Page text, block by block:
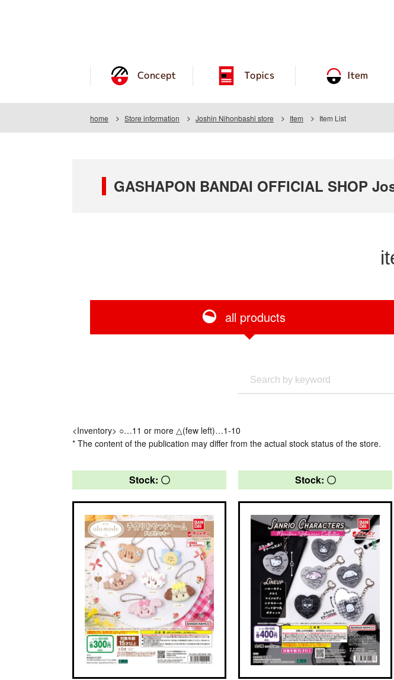
Concept Topics Item
home Store information Joshin Nihonbashi store Item Item List
GASHAPON BANDAI OFFICIAL SHOP
all products
<Inventory> ○…11 or more △(few left)…1-10
* The content of the publication may differ from the actual stock status of the store.
Stock: 〇 Stock: 〇